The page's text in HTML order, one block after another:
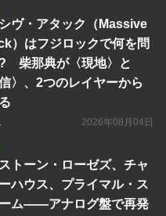
ヴ・アタック（Massive
）はフジロックで何を問
柴那典が〈現地〉と
信〉、2つのレイヤーから
2026年08月04日
トーン・ローゼズ、チャ
ハウス、プライマル・ス
ム――アナログ盤で再発